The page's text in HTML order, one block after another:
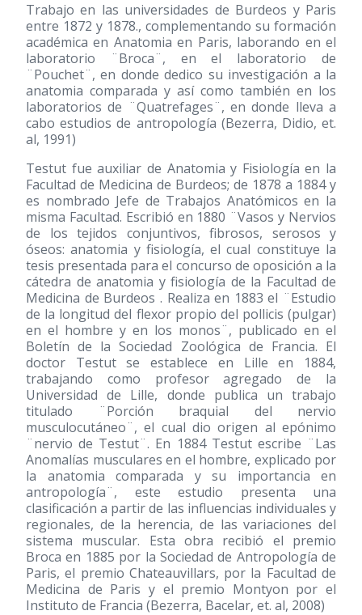
Trabajo en las universidades de Burdeos y Paris
entre 1872 y 1878., complementando su formación
académica en Anatomia en Paris, laborando en el
laboratorio ¨Broca¨, en el laboratorio de
¨Pouchet¨, en donde dedico su investigación a la
anatomia comparada y así como también en los
laboratorios de ¨Quatrefages¨, en donde lleva a
cabo estudios de antropología (Bezerra, Didio, et.
al, 1991)
Testut fue auxiliar de Anatomia y Fisiología en la
Facultad de Medicina de Burdeos; de 1878 a 1884 y
es nombrado Jefe de Trabajos Anatómicos en la
misma Facultad. Escribió en 1880 ¨Vasos y Nervios
de los tejidos conjuntivos, fibrosos, serosos y
óseos: anatomia y fisiología, el cual constituye la
tesis presentada para el concurso de oposición a la
cátedra de anatomia y fisiología de la Facultad de
Medicina de Burdeos . Realiza en 1883 el ¨Estudio
de la longitud del flexor propio del pollicis (pulgar)
en el hombre y en los monos¨, publicado en el
Boletín de la Sociedad Zoológica de Francia. El
doctor Testut se establece en Lille en 1884,
trabajando como profesor agregado de la
Universidad de Lille, donde publica un trabajo
titulado ¨Porción braquial del nervio
musculocutáneo¨, el cual dio origen al epónimo
¨nervio de Testut¨. En 1884 Testut escribe ¨Las
Anomalías musculares en el hombre, explicado por
la anatomia comparada y su importancia en
antropología¨, este estudio presenta una
clasificación a partir de las influencias individuales y
regionales, de la herencia, de las variaciones del
sistema muscular. Esta obra recibió el premio
Broca en 1885 por la Sociedad de Antropología de
Paris, el premio Chateauvillars, por la Facultad de
Medicina de Paris y el premio Montyon por el
Instituto de Francia (Bezerra, Bacelar, et. al, 2008)